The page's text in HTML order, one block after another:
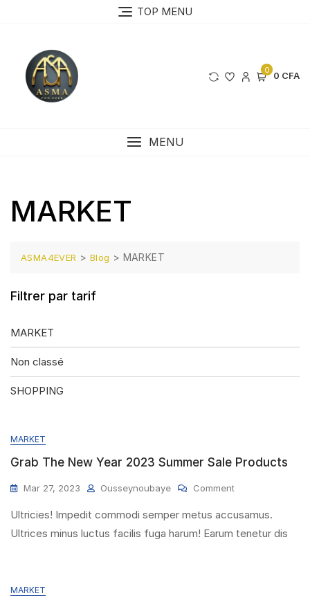
TOP MENU
0 0 CFA
MENU
MARKET
ASMA4EVER > Blog > MARKET
Filtrer par tarif
MARKET
Non classé
SHOPPING
MARKET
Grab The New Year 2023 Summer Sale Products
Mar 27, 2023 Ousseynoubaye CommentOn
The
New
Ultricies! Impedit commodi semper metus accusamus.
Ultrices minus luctus facilis fuga harum! Earum tenetur dis
MARKET